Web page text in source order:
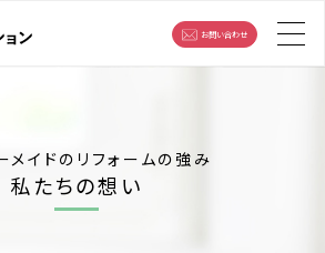
お問い合わせ
メイドのリフォームの強み
私たちの想い